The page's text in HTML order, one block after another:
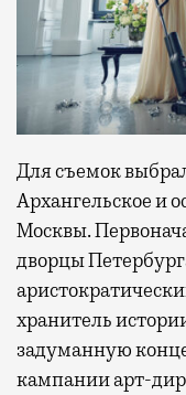
Для съемок
Архангельское и
Москвы.
дворцы
хранитель
задуманную
кампании арт-